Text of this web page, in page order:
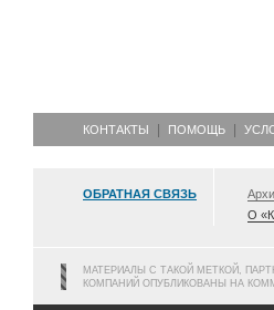
КОНТАКТЫ ПОМОЩЬ
ОБРАТНАЯ СВЯЗЬ
О
МАТЕРИАЛЫ С ТАКОЙ МЕТКОЙ,
КОМПАНИЙ ОПУБЛИКОВАНЫ НА